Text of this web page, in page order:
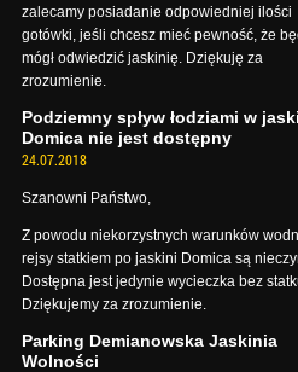
zalecamy posiadanie odpowiedniej ilości
gotówki, jeśli chcesz mieć pewność, że
mógł odwiedzić jaskinię. Dziękuję za
zrozumienie.
Podziemny spływ łodziami w
Domica nie jest dostępny
24.07.2018
Szanowni Państwo,
Z powodu niekorzystnych warunków
rejsy statkiem po jaskini Domica są
Dostępna jest jedynie wycieczka bez
Dziękujemy za zrozumienie.
Parking Demianowska Jaskinia
Wolności